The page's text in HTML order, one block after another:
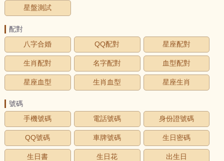
星盤測試
配對
八字合婚
QQ配對 星座配對
生肖配對 名字配對 血型配對
星座血型 生肖血型 星座生肖
號碼
手機號碼
電話號碼 身份證號碼
QQ號碼 車牌號碼 生日密碼
生日書 生日花 出生日